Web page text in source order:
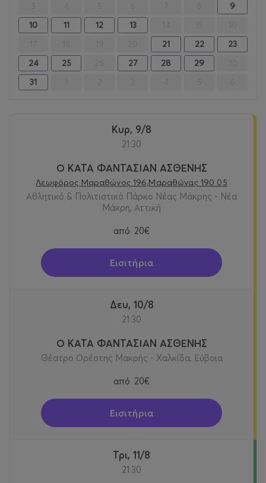
9
10
11 12 13
21 22
23
24
25 27 28 29
31
Κυρ, 9/8
21:30
Ο ΚΑΤΑ ΦΑΝΤΑΣΙΑΝ ΑΣΘΕΝΗΣ
Λεωφόρος Μαραθώνος 196,Μαραθώνας 190 05
Αθλητικό & Πολιτιστικό Πάρκο Νέας Μάκρης - Νέα
Μάκρη, Αττική
από 20€
Εισιτήρια
Δευ, 10/8
21:30
Ο ΚΑΤΑ ΦΑΝΤΑΣΙΑΝ ΑΣΘΕΝΗΣ
Θέατρο Ορέστης Μακρής - Χαλκίδα, Εύβοια
από 20€
Εισιτήρια
Τρι, 11/8
21:30